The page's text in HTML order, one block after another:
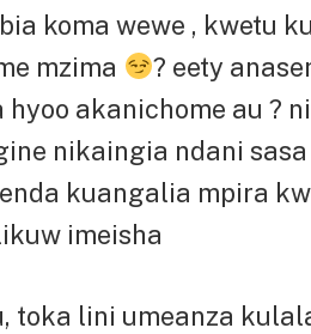
koma wewe , kwetu
mzima
? eety
hyoo akanichome au ?
nikaingia ndani
kuangalia mpira
imeisha
toka lini umeanza